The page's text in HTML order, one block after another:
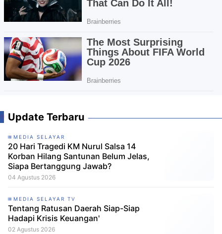
Update Terbaru
MEDIA SELAYAR
20 Hari Tragedi KM Nurul Salsa 14
Korban Hilang Santunan Belum Jelas,
Siapa Bertanggung Jawab?
04 Agustus 2026
MEDIA SELAYAR TV
Tentang Ratusan Daerah Siap-Siap
Hadapi Krisis Keuangan'
02 Agustus 2026